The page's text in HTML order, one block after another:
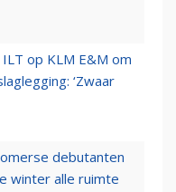
op KLM E&M om
‘Zwaar
debutanten
winter alle ruimte